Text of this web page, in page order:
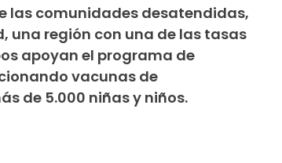
las comunidades desatendidas,
una región con una de las tasas
apoyan el programa de
vacunas de
de 5.000 niñas y niños.